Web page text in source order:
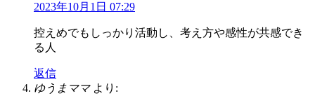
2023年10月1日 07:29
控えめでもしっかり活動し、考え方や感性が共感でき
る人
返信
ゆうまママ より: